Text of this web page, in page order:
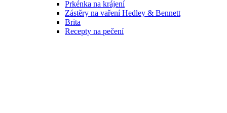
Prkénka na krájení
Zástěry na vaření Hedley & Bennett
Brita
Recepty na pečení